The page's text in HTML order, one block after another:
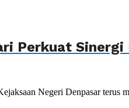
Perkuat
Negeri Denpasar